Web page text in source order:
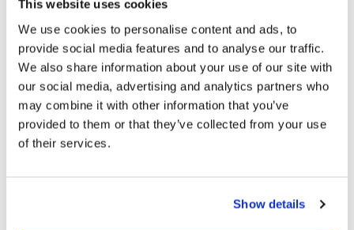
This website uses cookies
We use cookies to personalise content and ads, to
provide social media features and to analyse our traffic.
We also share information about your use of our site with
our social media, advertising and analytics partners who
may combine it with other information that you’ve
provided to them or that they’ve collected from your use
of their services.
Show details